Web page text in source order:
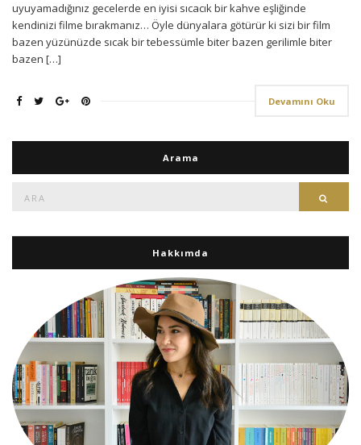
uyuyamadığınız gecelerde en iyisi sıcacık bir kahve eşliğinde
kendinizi filme bırakmanız… Öyle dünyalara götürür ki sizi bir film
bazen yüzünüzde sıcak bir tebessümle biter bazen gerilimle biter
bazen […]
Devamını Oku
Arama
Hakkımda